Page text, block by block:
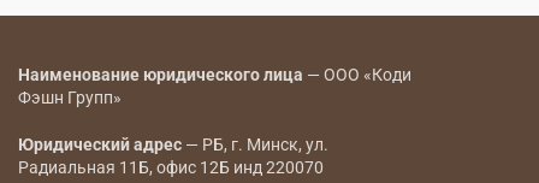
Наименование юридического лица — ООО «Коди
Фэшн Групп»
Юридический адрес — РБ, г. Минск, ул.
Радиальная 11Б, офис 12Б инд 220070